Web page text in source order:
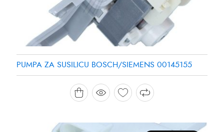
PUMPA ZA SUSILICU BOSCH/SIEMENS 00145155